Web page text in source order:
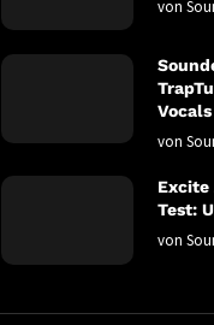
von
Vocals
von
Excite
Test:
von